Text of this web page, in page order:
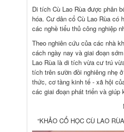
Di tích Cù Lao Rùa được phân
hóa. Cư dân cổ Cù Lao Rùa có
các nghề tiểu thủ công nghiệp
Theo nghiên cứu của các nhà
cách ngày nay và giai đoạn
Lao Rùa là di tích vừa cư trú
tích trên sườn đồi nghiêng nhẹ
thức, cơ tầng kinh tế - xã hội
các giai đoạn phát triển và
“KHẢO CỔ HỌC CÙ LAO